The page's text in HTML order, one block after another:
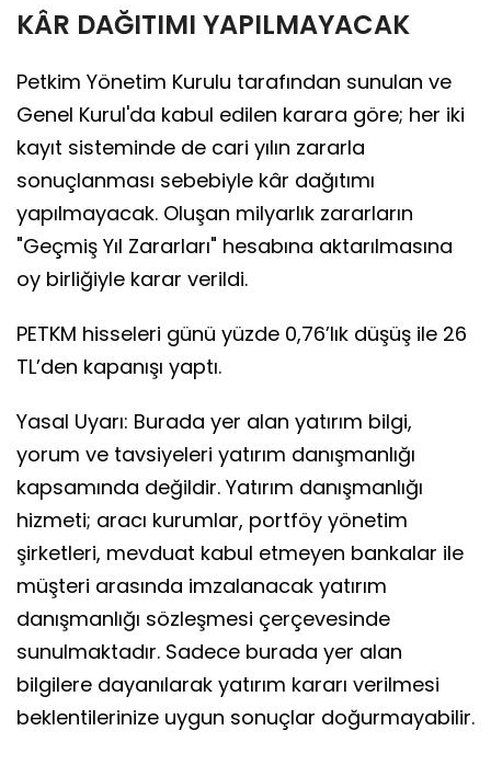
KÂR DAĞITIMI YAPILMAYACAK
Petkim Yönetim Kurulu tarafından sunulan ve
Genel Kurul'da kabul edilen karara göre; her iki
kayıt sisteminde de cari yılın zararla
sonuçlanması sebebiyle kâr dağıtımı
yapılmayacak. Oluşan milyarlık zararların
"Geçmiş Yıl Zararları" hesabına aktarılmasına
oy birliğiyle karar verildi.
PETKM hisseleri günü yüzde 0,76’lık düşüş ile 26
TL’den kapanışı yaptı.
Yasal Uyarı: Burada yer alan yatırım bilgi,
yorum ve tavsiyeleri yatırım danışmanlığı
kapsamında değildir. Yatırım danışmanlığı
hizmeti; aracı kurumlar, portföy yönetim
şirketleri, mevduat kabul etmeyen bankalar ile
müşteri arasında imzalanacak yatırım
danışmanlığı sözleşmesi çerçevesinde
sunulmaktadır. Sadece burada yer alan
bilgilere dayanılarak yatırım kararı verilmesi
beklentilerinize uygun sonuçlar doğurmayabilir.